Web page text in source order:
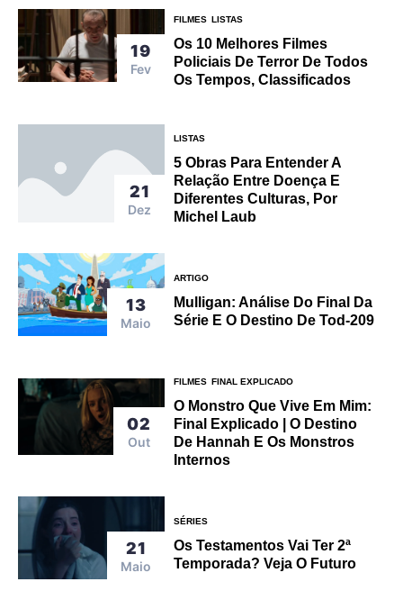
19
Fev
FILMES LISTAS
Os 10 Melhores Filmes
Policiais De Terror De Todos
Os Tempos, Classificados
21
Dez
LISTAS
5 Obras Para Entender A
Relação Entre Doença E
Diferentes Culturas, Por
Michel Laub
13
Maio
ARTIGO
Mulligan: Análise Do Final Da
Série E O Destino De Tod-209
02
Out
FILMES FINAL EXPLICADO
O Monstro Que Vive Em Mim:
Final Explicado | O Destino
De Hannah E Os Monstros
Internos
21
Maio
SÉRIES
Os Testamentos Vai Ter 2ª
Temporada? Veja O Futuro